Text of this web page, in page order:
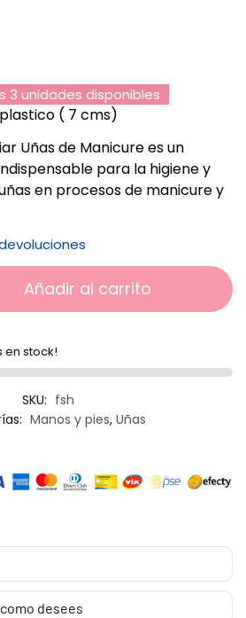
3 unidades disponibles
( 7 cms)
Uñas de Manicure es un
para la higiene y
en procesos de manicure y
Añadir al carrito
en stock!
SKU: fsh
Manos y pies, Uñas
desees